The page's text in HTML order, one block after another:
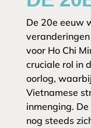
De 20e eeuw
voor Ho Chi
cruciale rol in
oorlog,
Vietnamese
inmenging.
nog steeds